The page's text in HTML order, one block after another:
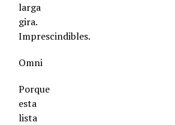
larga
gira.
Imprescindibles.
Omni
Porque
esta
lista